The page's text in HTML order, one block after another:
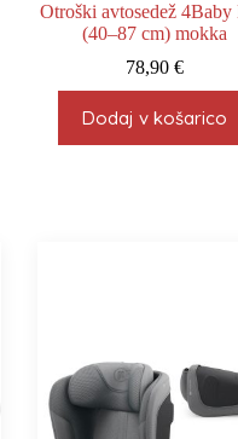
Otroški avtosedež 4Baby
(40–87 cm) mokka
78,90 €
Dodaj v košarico